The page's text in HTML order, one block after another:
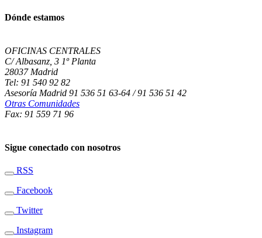
Dónde estamos
OFICINAS CENTRALES
C/ Albasanz, 3 1º Planta
28037 Madrid
Tel: 91 540 92 82
Asesoría Madrid 91 536 51 63-64 / 91 536 51 42
Otras Comunidades
Fax: 91 559 71 96
Sigue conectado con nosotros
RSS
Facebook
Twitter
Instagram